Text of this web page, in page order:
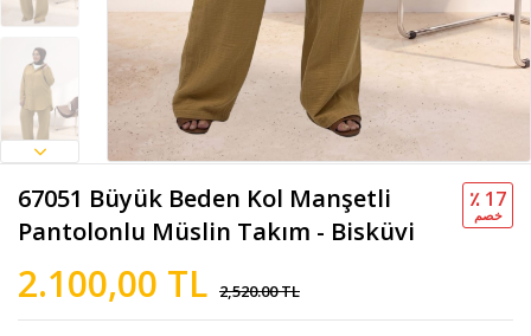
67051 Büyük Beden Kol Manşetli
Pantolonlu Müslin Takım - Bisküvi
2.100,00 TL 2,520.00 TL
٪ 17
خصم